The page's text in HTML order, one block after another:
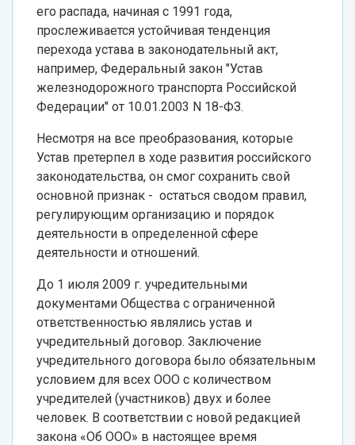
его распада, начиная с 1991 года,
прослеживается устойчивая тенденция
перехода устава в законодательный акт,
например, Федеральный закон "Устав
железнодорожного транспорта Российской
Федерации" от 10.01.2003 N 18-ФЗ.
Несмотря на все преобразования, которые
Устав претерпел в ходе развития российского
законодательства, он смог сохранить свой
основной признак - остаться сводом правил,
регулирующим организацию и порядок
деятельности в определенной сфере
деятельности и отношений.
До 1 июля 2009 г. учредительными
документами Общества с ограниченной
ответственностью являлись устав и
учредительный договор. Заключение
учредительного договора было обязательным
условием для всех ООО с количеством
учредителей (участников) двух и более
человек. В соответствии с новой редакцией
закона «Об ООО» в настоящее время